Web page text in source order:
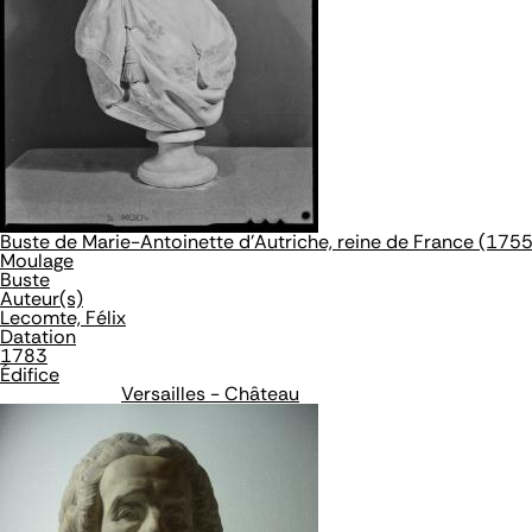
Buste de Marie-Antoinette d'Autriche, reine de France
Moulage
Buste
Auteur(s)
Lecomte, Félix
Datation
1783
Édifice
Versailles - Château